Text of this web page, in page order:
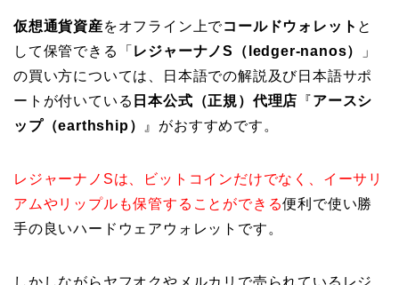
仮想通貨資産をオフライン上でコールドウォレット と
して保管できる「 レジャーナノS（ledger-nanos）
」
の買い方については、日本語での解説及び日本語サポ
ートが付いている 日本公式（正規）代理店 『アースシ
ップ（earthship）
』がおすすめです。
レジャーナノSは、ビットコインだけでなく、イーサリ
アムやリップルも保管することができる便利で使い勝
手の良いハードウェアウォレットです。